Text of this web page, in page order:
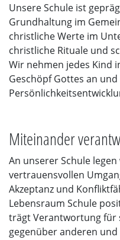
Unsere Schule ist
Grundhaltung im
christliche Werte im
christliche Rituale und
Wir nehmen jedes Kind
Geschöpf Gottes an
Miteinander
An unserer Schule
vertrauensvollen
Akzeptanz und
Lebensraum Schule
trägt Verantwortung für
gegenüber anderen